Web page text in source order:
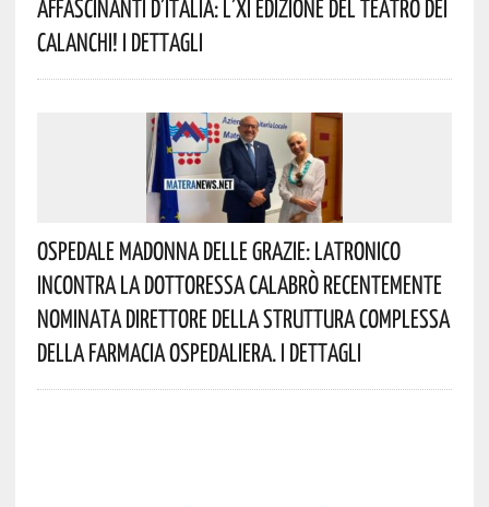
Affascinanti D’Italia: L’XI Edizione Del Teatro Dei
Calanchi! I Dettagli
Ospedale Madonna Delle Grazie: Latronico
Incontra La Dottoressa Calabrò Recentemente
Nominata Direttore Della Struttura Complessa
Della Farmacia Ospedaliera. I Dettagli